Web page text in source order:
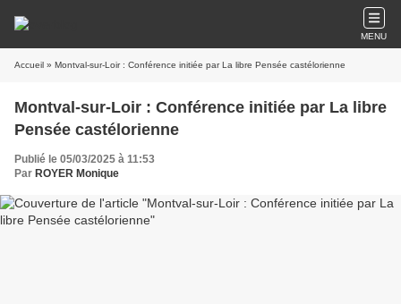
MENU
Accueil » Montval-sur-Loir : Conférence initiée par La libre Pensée castélorienne
Montval-sur-Loir : Conférence initiée par La libre
Pensée castélorienne
Publié le 05/03/2025 à 11:53
Par ROYER Monique